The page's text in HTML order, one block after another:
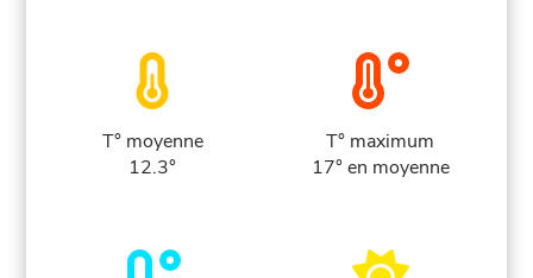
T° moyenne
12.3°
T° maximum
17° en moyenne